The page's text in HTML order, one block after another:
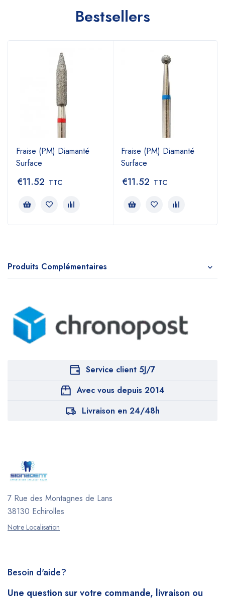
Bestsellers
Fraise (PM) Diamanté
Surface
€11.52 TTC
Fraise (PM) Diamanté
Surface
€11.52 TTC
Produits Complémentaires
Service client 5J/7
Avec vous depuis 2014
Livraison en 24/48h
7 Rue des Montagnes de Lans
38130 Echirolles
Notre Localisation
Besoin d'aide?
Une question sur votre commande, livraison ou